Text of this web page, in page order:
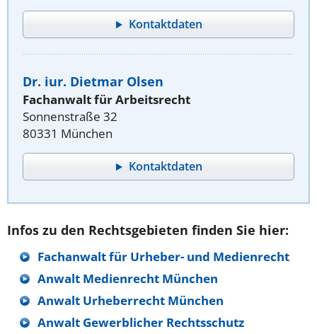
Kontaktdaten
Dr. iur. Dietmar Olsen
Fachanwalt für Arbeitsrecht
Sonnenstraße 32
80331 München
Kontaktdaten
Infos zu den Rechtsgebieten finden Sie hier:
Fachanwalt für Urheber- und Medienrecht
Anwalt Medienrecht München
Anwalt Urheberrecht München
Anwalt Gewerblicher Rechtsschutz